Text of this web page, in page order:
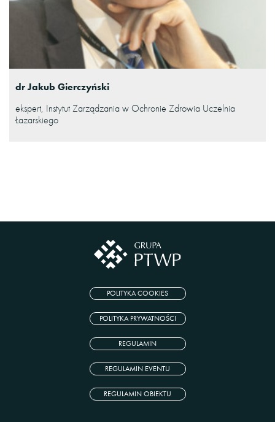
dr Jakub Gierczyński
ekspert, Instytut Zarządzania w Ochronie Zdrowia Uczelnia
Łazarskiego
POLITYKA COOKIES
POLITYKA PRYWATNOŚCI
REGULAMIN
REGULAMIN EVENTU
REGULAMIN OBIEKTU